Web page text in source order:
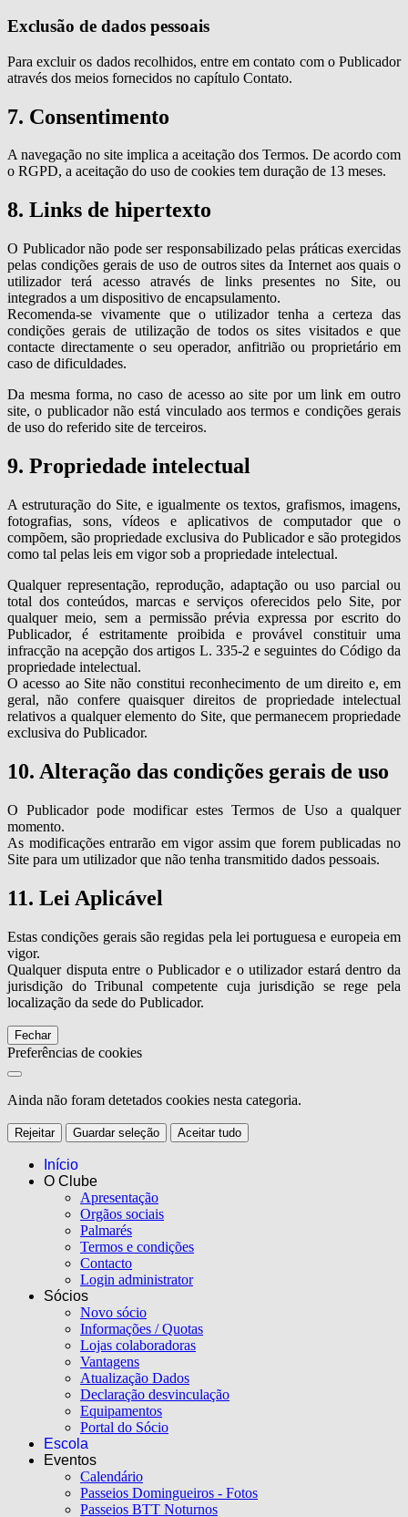
Exclusão de dados pessoais
Para excluir os dados recolhidos, entre em contato com o Publicador
através dos meios fornecidos no capítulo Contato.
7. Consentimento
A navegação no site implica a aceitação dos Termos. De acordo com
o RGPD, a aceitação do uso de cookies tem duração de 13 meses.
8. Links de hipertexto
O Publicador não pode ser responsabilizado pelas práticas exercidas
pelas condições gerais de uso de outros sites da Internet aos quais o
utilizador terá acesso através de links presentes no Site, ou
integrados a um dispositivo de encapsulamento.
Recomenda-se vivamente que o utilizador tenha a certeza das
condições gerais de utilização de todos os sites visitados e que
contacte directamente o seu operador, anfitrião ou proprietário em
caso de dificuldades.
Da mesma forma, no caso de acesso ao site por um link em outro
site, o publicador não está vinculado aos termos e condições gerais
de uso do referido site de terceiros.
9. Propriedade intelectual
A estruturação do Site, e igualmente os textos, grafismos, imagens,
fotografias, sons, vídeos e aplicativos de computador que o
compõem, são propriedade exclusiva do Publicador e são protegidos
como tal pelas leis em vigor sob a propriedade intelectual.
Qualquer representação, reprodução, adaptação ou uso parcial ou
total dos conteúdos, marcas e serviços oferecidos pelo Site, por
qualquer meio, sem a permissão prévia expressa por escrito do
Publicador, é estritamente proibida e provável constituir uma
infracção na acepção dos artigos L. 335-2 e seguintes do Código da
propriedade intelectual.
O acesso ao Site não constitui reconhecimento de um direito e, em
geral, não confere quaisquer direitos de propriedade intelectual
relativos a qualquer elemento do Site, que permanecem propriedade
exclusiva do Publicador.
10. Alteração das condições gerais de uso
O Publicador pode modificar estes Termos de Uso a qualquer
momento.
As modificações entrarão em vigor assim que forem publicadas no
Site para um utilizador que não tenha transmitido dados pessoais.
11. Lei Aplicável
Estas condições gerais são regidas pela lei portuguesa e europeia em
vigor.
Qualquer disputa entre o Publicador e o utilizador estará dentro da
jurisdição do Tribunal competente cuja jurisdição se rege pela
localização da sede do Publicador.
Fechar
Preferências de cookies
Ainda não foram detetados cookies nesta categoria.
Rejeitar Guardar seleção Aceitar tudo
Início
O Clube
Apresentação
Orgãos sociais
Palmarés
Termos e condições
Contacto
Login administrator
Sócios
Novo sócio
Informações / Quotas
Lojas colaboradoras
Vantagens
Atualização Dados
Declaração desvinculação
Equipamentos
Portal do Sócio
Escola
Eventos
Calendário
Passeios Domingueiros - Fotos
Passeios BTT Noturnos